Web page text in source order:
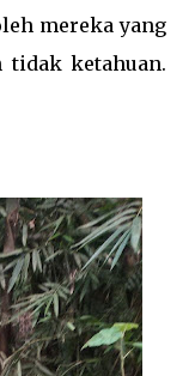
mereka yang
tidak ketahuan.